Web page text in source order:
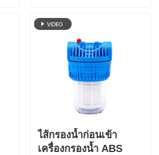
ไส้กรองน้ำก่อนเข้า
เครื่องกรองน้ำ ABS